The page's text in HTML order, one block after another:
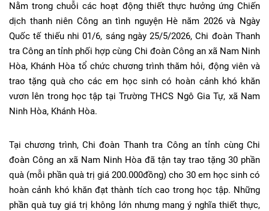
Nằm trong chuỗi các hoạt động thiết thực hưởng ứng Chiến
dịch thanh niên Công an tình nguyện Hè năm 2026 và Ngày
Quốc tế thiếu nhi 01/6, sáng ngày 25/5/2026, Chi đoàn Thanh
tra Công an tỉnh phối hợp cùng Chi đoàn Công an xã Nam Ninh
Hòa, Khánh Hòa tổ chức chương trình thăm hỏi, động viên và
trao tặng quà cho các em học sinh có hoàn cảnh khó khăn
vươn lên trong học tập tại Trường THCS Ngô Gia Tự, xã Nam
Ninh Hòa, Khánh Hòa.
Tại chương trình, Chi đoàn Thanh tra Công an tỉnh cùng Chi
đoàn Công an xã Nam Ninh Hòa đã tận tay trao tặng 30 phần
quà (mỗi phần quà trị giá 200.000đồng) cho 30 em học sinh có
hoàn cảnh khó khăn đạt thành tích cao trong học tập. Những
phần quà tuy giá trị không lớn nhưng mang ý nghĩa thiết thực,